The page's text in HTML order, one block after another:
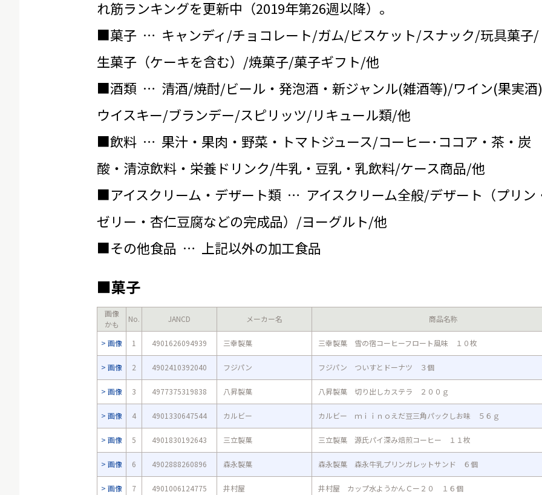
れ筋ランキングを更新中（2019年第26週以降）。
■菓子 … キャンディ/チョコレート/ガム/ビスケット/スナック/玩具菓子/
生菓子（ケーキを含む）/焼菓子/菓子ギフト/他
■酒類 … 清酒/焼酎/ビール・発泡酒・新ジャンル(雑酒等)/ワイン(果実
ウイスキー/ブランデー/スピリッツ/リキュール類/他
■飲料 … 果汁・果肉・野菜・トマトジュース/コーヒー･ココア・茶・炭
酸・清涼飲料・栄養ドリンク/牛乳・豆乳・乳飲料/ケース商品/他
■アイスクリーム・デザート類 … アイスクリーム全般/デザート（プリン
ゼリー・杏仁豆腐などの完成品）/ヨーグルト/他
■その他食品 … 上記以外の加工食品
■菓子
画像
かも
No. JANCD メーカー名 商品名称
画像 1 4901626094939 三幸製菓 三幸製菓 雪の宿コーヒーフロート風味 １０枚
画像 2 4902410392040 フジパン フジパン ついすとドーナツ ３個
画像 3 4977375319838 八昇製菓 八昇製菓 切り出しカステラ ２００ｇ
画像 4 4901330647544 カルビー カルビー ｍｉｉｎｏえだ豆三角パックしお味 ５６ｇ
画像 5 4901830192643 三立製菓 三立製菓 源氏パイ深み焙煎コーヒー １１枚
画像 6 4902888260896 森永製菓 森永製菓 森永牛乳プリンガレットサンド ６個
画像 7 4901006124775 井村屋 井村屋 カップ水ようかんＣー２０ １６個